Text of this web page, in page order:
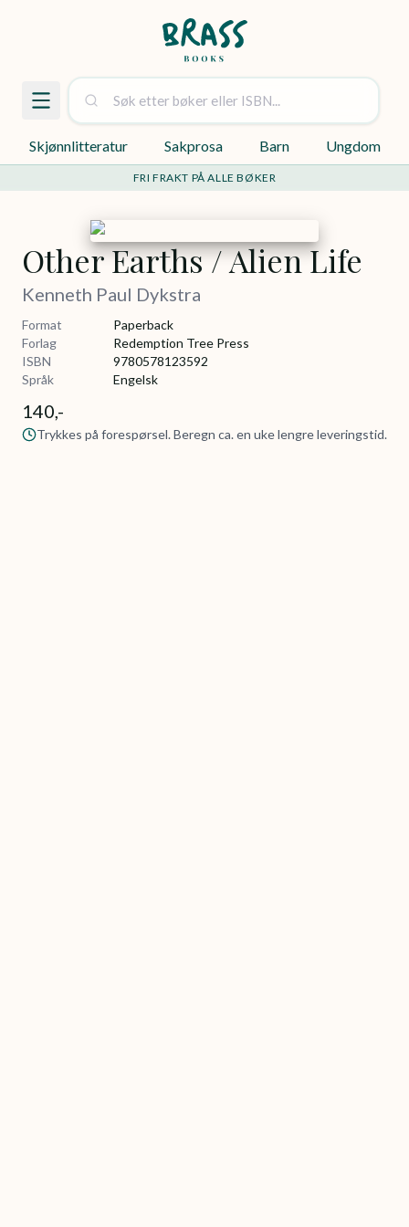
Skjønnlitteratur Sakprosa Barn Ungdom
FRI FRAKT PÅ ALLE BØKER
Other Earths / Alien Life
Kenneth Paul Dykstra
Format
Paperback
Forlag
Redemption Tree Press
ISBN
9780578123592
Språk
Engelsk
140,-
Trykkes på forespørsel. Beregn ca. en uke lengre leveringstid.